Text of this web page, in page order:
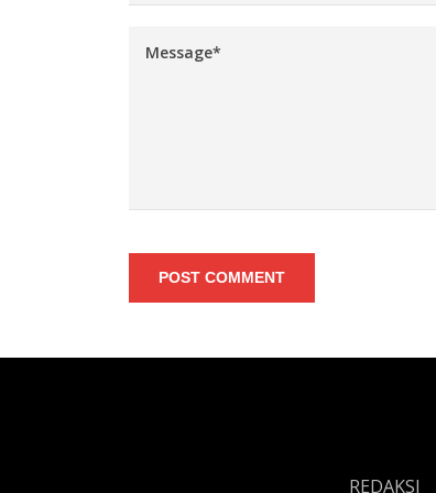
POST COMMENT
REDAKSI